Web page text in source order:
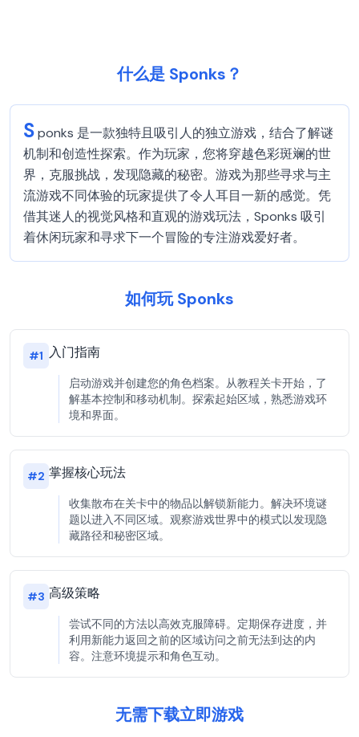
什么是 Sponks？
Sponks 是一款独特且吸引人的独立游戏，结合了解谜
机制和创造性探索。作为玩家，您将穿越色彩斑斓的世
界，克服挑战，发现隐藏的秘密。游戏为那些寻求与主
流游戏不同体验的玩家提供了令人耳目一新的感觉。凭
借其迷人的视觉风格和直观的游戏玩法，Sponks 吸引
着休闲玩家和寻求下一个冒险的专注游戏爱好者。
如何玩 Sponks
#1 入门指南
启动游戏并创建您的角色档案。从教程关卡开始，了
解基本控制和移动机制。探索起始区域，熟悉游戏环
境和界面。
#2 掌握核心玩法
收集散布在关卡中的物品以解锁新能力。解决环境谜
题以进入不同区域。观察游戏世界中的模式以发现隐
藏路径和秘密区域。
#3 高级策略
尝试不同的方法以高效克服障碍。定期保存进度，并
利用新能力返回之前的区域访问之前无法到达的内
容。注意环境提示和角色互动。
无需下载立即游戏